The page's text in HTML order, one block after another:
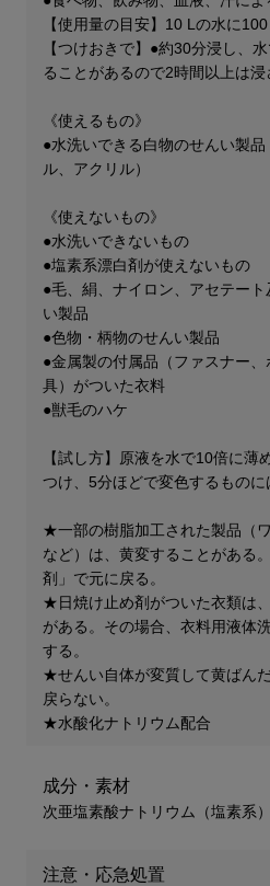
【使用量の目安】10 Lの水に100
【つけおきで】●約30分浸し、
ることがあるので2時間以上は浸
《使えるもの》
●水洗いできる白物のせんい製
ル、アクリル）
《使えないもの》
●水洗いできないもの
●塩素系漂白剤が使えないもの
●毛、絹、ナイロン、アセテー
い製品
●色物・柄物のせんい製品
●金属製の付属品（ファスナー
具）がついた衣料
●獣毛のハケ
【試し方】原液を水で10倍に薄
つけ、5分ほどで変色するものに
★一部の樹脂加工された製品（
など）は、黄変することがある
剤」で元に戻る。
★日焼け止め剤がついた衣類は
がある。その場合、衣料用液体
する。
★せんい自体が変質して黄ばん
戻らない。
★水酸化ナトリウム配合
成分・素材
次亜塩素酸ナトリウム（塩素系
注意・応急処置